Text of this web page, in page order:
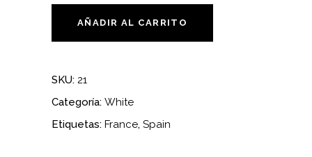
AÑADIR AL CARRITO
SKU: 21
Categoría: White
Etiquetas: France, Spain